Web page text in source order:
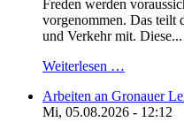
Freden werden
vorgenommen. Das teilt
und Verkehr mit. Diese...
Weiterlesen …
Arbeiten an Gronauer
Mi, 05.08.2026 - 12:12